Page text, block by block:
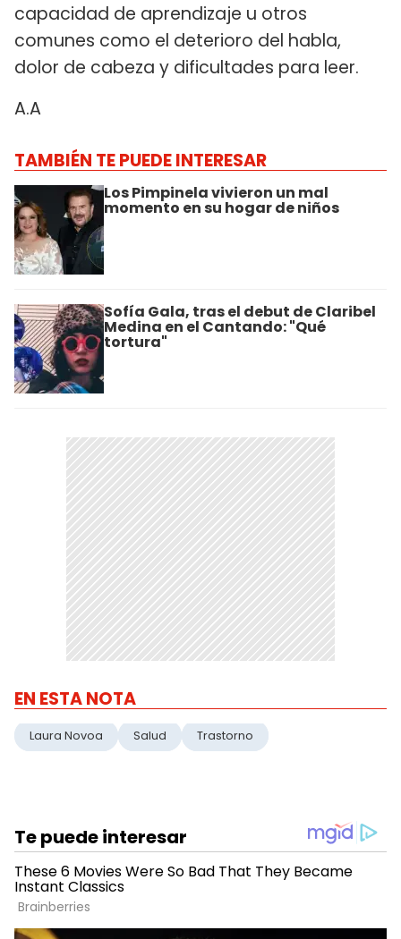
capacidad de aprendizaje u otros
comunes como el deterioro del habla,
dolor de cabeza y dificultades para leer.
A.A
TAMBIÉN TE PUEDE INTERESAR
Los Pimpinela vivieron un mal
momento en su hogar de niños
Sofía Gala, tras el debut de Claribel
Medina en el Cantando: "Qué
tortura"
EN ESTA NOTA
Laura Novoa Salud Trastorno